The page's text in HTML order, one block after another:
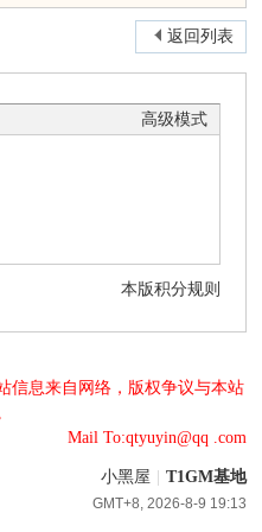
返回列表
高级模式
本版积分规则
信息来自网络，版权争议与本站
Mail To:qtyuyin@qq .com
小黑屋 T1GM基地
GMT+8, 2026-8-9 19:13